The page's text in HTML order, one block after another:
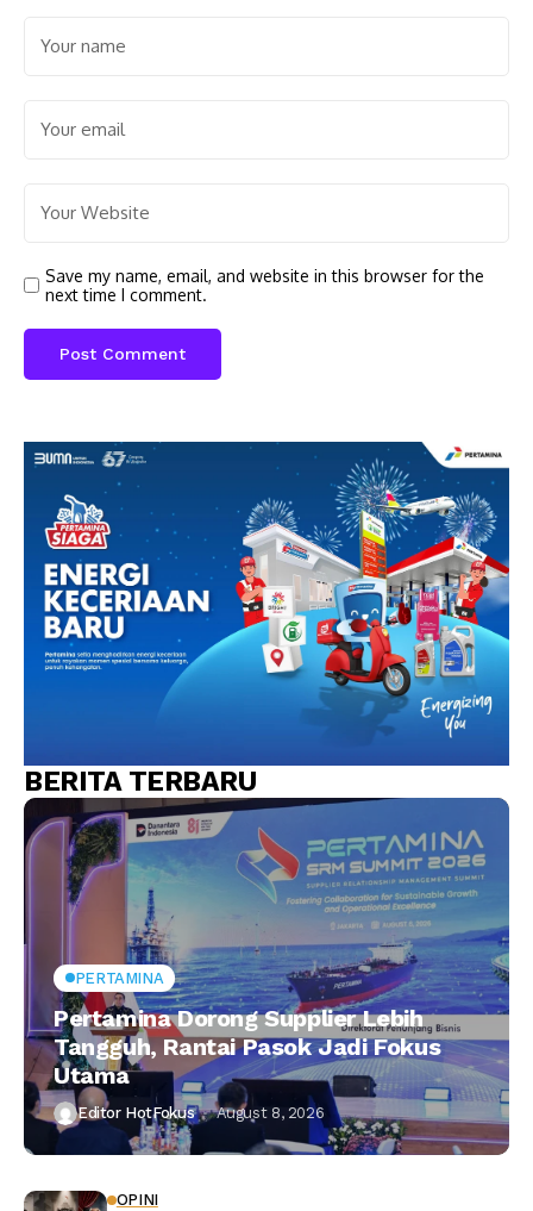
Save my name, email, and website in this browser for the
next time I comment.
BERITA TERBARU
PERTAMINA
Pertamina Dorong Supplier Lebih
Tangguh, Rantai Pasok Jadi Fokus
Utama
Editor HotFokus August 8, 2026
OPINI